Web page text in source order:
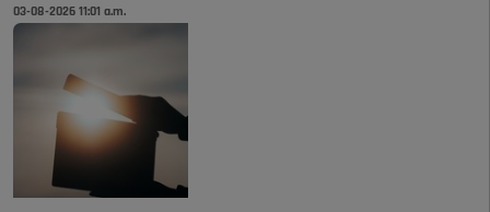
03-08-2026 11:01 a.m.